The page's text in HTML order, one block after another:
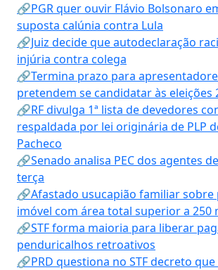
🔗PGR quer ouvir Flávio Bolsonaro
suposta calúnia contra Lula
🔗Juiz decide que autodeclaração
injúria contra colega
🔗Termina prazo para
pretendem se candidatar às eleições
🔗RF divulga 1ª lista de devedores
respaldada por lei originária de PLP
Pacheco
🔗Senado analisa PEC dos agentes
terça
🔗Afastado usucapião familiar sobre
imóvel com área total superior a 250
🔗STF forma maioria para liberar
penduricalhos retroativos
🔗PRD questiona no STF decreto